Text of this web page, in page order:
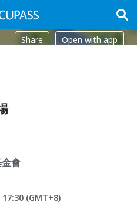
Share Open with app
會
(GMT+8)